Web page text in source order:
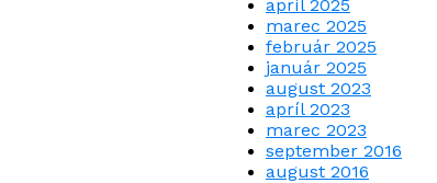
apríl 2025
marec 2025
február 2025
január 2025
august 2023
apríl 2023
marec 2023
september 2016
august 2016